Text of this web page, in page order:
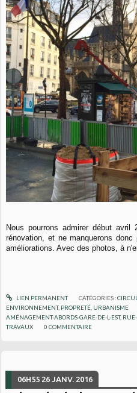
Nous pourrons admirer début
rénovation, et ne manquerons
améliorations. Avec des photos, à
LIEN PERMANENT CATÉGORIES :
ENVIRONNEMENT, PROPRETÉ URBANISME
AMÉNAGEMENT-ABORDS-GARE-DE-L-EST,
TRAVAUX
0 COMMENTAIRE
06H55 26 JANV. 2016